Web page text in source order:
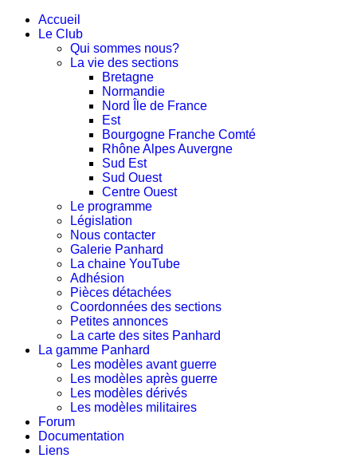
Accueil
Le Club
Qui sommes nous?
La vie des sections
Bretagne
Normandie
Nord Île de France
Est
Bourgogne Franche Comté
Rhône Alpes Auvergne
Sud Est
Sud Ouest
Centre Ouest
Le programme
Législation
Nous contacter
Galerie Panhard
La chaine YouTube
Adhésion
Pièces détachées
Coordonnées des sections
Petites annonces
La carte des sites Panhard
La gamme Panhard
Les modèles avant guerre
Les modèles après guerre
Les modèles dérivés
Les modèles militaires
Forum
Documentation
Liens